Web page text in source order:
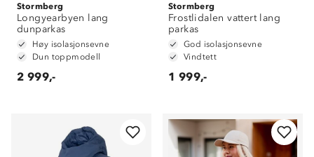
Stormberg
Longyearbyen lang
dunparkas
Høy isolasjonsevne
Dun toppmodell
2 999,-
Stormberg
Frostlidalen vattert lang
parkas
God isolasjonsevne
Vindtett
1 999,-